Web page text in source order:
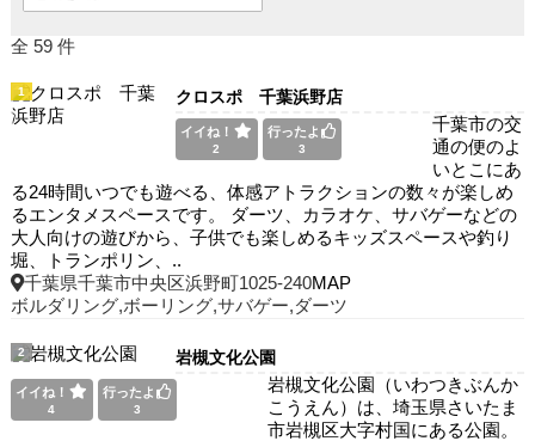
全 59 件
1 クロスポ 千葉浜野店
イイね！
2
行ったよ
3
千葉市の交
通の便のよ
いとこにあ
る24時間いつでも遊べる、体感アトラクションの数々が楽しめ
るエンタメスペースです。 ダーツ、カラオケ、サバゲーなどの
大人向けの遊びから、子供でも楽しめるキッズスペースや釣り
堀、トランポリン、..
千葉県千葉市中央区浜野町1025-240MAP
ボルダリング,ボーリング,サバゲー,ダーツ
2 岩槻文化公園
イイね！
4
行ったよ
3
岩槻文化公園（いわつきぶんか
こうえん）は、埼玉県さいたま
市岩槻区大字村国にある公園。